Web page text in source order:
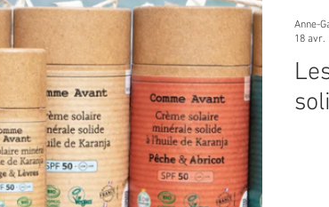
Anne-
18 avr.